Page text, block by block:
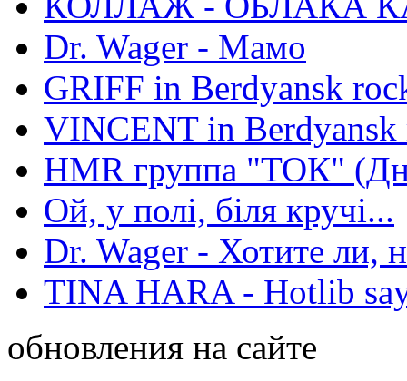
Dr. Wager - Мамо
GRIFF in Berdyansk
VINCENT in
HMR группа "ТОК"
Ой, у полі, біля кручі...
Dr. Wager - Хотите ли,
TINA HARA - Hotlib
обновления на сайте